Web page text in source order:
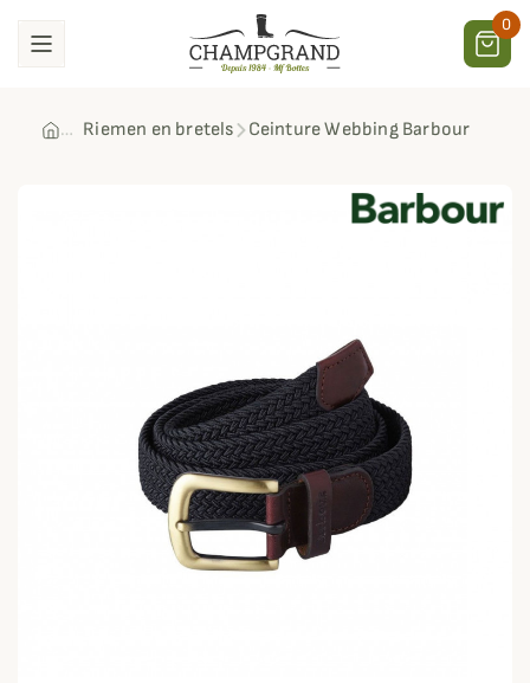
0
Riemen en bretels Ceinture Webbing Barbour